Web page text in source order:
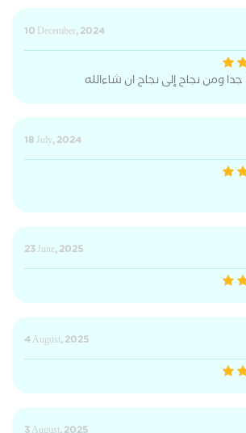
10 December, 2024
ومن نجاح إلى نجاح ان شاءالله
18 July, 2024
23 June, 2025
4 August, 2025